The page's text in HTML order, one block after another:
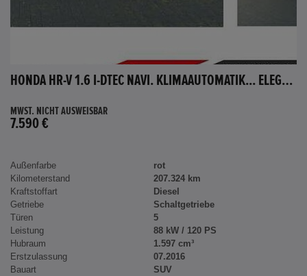
HONDA HR-V 1.6 I-DTEC NAVI. KLIMAAUTOMATIK... ELEGANCE
MWST. NICHT AUSWEISBAR
7.590 €
Außenfarbe
rot
Kilometerstand
207.324 km
Kraftstoffart
Diesel
Getriebe
Schaltgetriebe
Türen
5
Leistung
88 kW / 120 PS
Hubraum
1.597 cm³
Erstzulassung
07.2016
Bauart
SUV